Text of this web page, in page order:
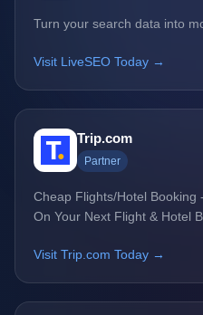
Turn your search data into
Visit LiveSEO Today →
Trip.com
Partner
Cheap Flights/Hotel Booking
On Your Next Flight & Hotel
Visit Trip.com Today →